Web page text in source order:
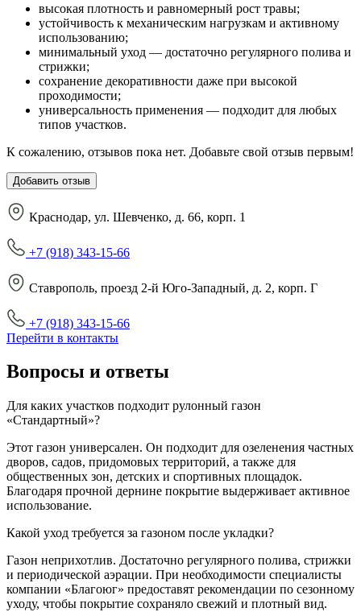
высокая плотность и равномерный рост травы;
устойчивость к механическим нагрузкам и активному
использованию;
минимальный уход — достаточно регулярного полива и
стрижки;
сохранение декоративности даже при высокой
проходимости;
универсальность применения — подходит для любых
типов участков.
К сожалению, отзывов пока нет. Добавьте свой отзыв первым!
Добавить отзыв
Краснодар, ул. Шевченко, д. 66, корп. 1
+7 (918) 343-15-66
Ставрополь, проезд 2-й Юго-Западный, д. 2, корп. Г
+7 (918) 343-15-66
Перейти в контакты
Вопросы и ответы
Для каких участков подходит рулонный газон
«Стандартный»?
Этот газон универсален. Он подходит для озеленения частных
дворов, садов, придомовых территорий, а также для
общественных зон, детских и спортивных площадок.
Благодаря прочной дернине покрытие выдерживает активное
использование.
Какой уход требуется за газоном после укладки?
Газон неприхотлив. Достаточно регулярного полива, стрижки
и периодической аэрации. При необходимости специалисты
компании «Благоюг» предоставят рекомендации по сезонному
уходу, чтобы покрытие сохраняло свежий и плотный вид.